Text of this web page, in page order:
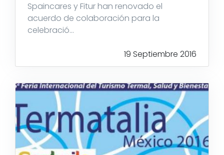
Spaincares y Fitur han renovado el
acuerdo de colaboración para la
celebració...
19 Septiembre 2016